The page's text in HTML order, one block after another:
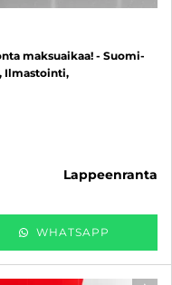
maksuaikaa! - Suomi-
Ilmastointi,
lappeenranta
WHATSAPP